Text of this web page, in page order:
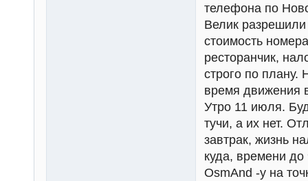
телефона по
Велик
стоимость
ресторанчик,
строго по
время движения
Утро 11 июля.
тучи, а их нет.
завтрак, жизнь
куда, времени до
OsmAnd -у на